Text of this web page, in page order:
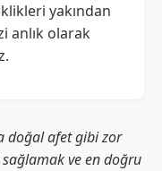
yakından
anlık olarak
doğal afet gibi zor
sağlamak ve en doğru